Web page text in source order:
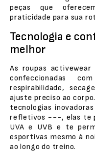
peças que
praticidade para sua
Tecnologia e
melhor
As roupas activewear
confeccionadas
respirabilidade,
ajuste preciso ao
tecnologias
refletivos ---, elas te
UVA e UVB e te
esportivas mesmo à
ao longo do treino.